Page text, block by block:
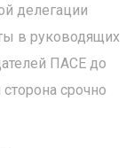
делегации
в руководящих
ПАСЕ до
срочно